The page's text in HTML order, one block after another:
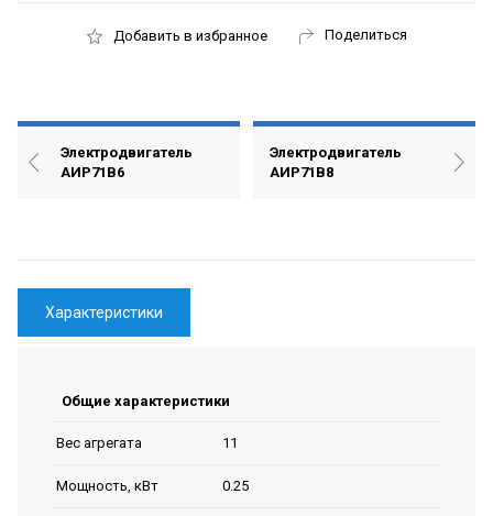
Добавить в избранное Поделиться
Электродвигатель
АИР71В6
Электродвигатель
АИР71В8
Характеристики
Общие характеристики
Вес агрегата 11
Мощность, кВт 0.25